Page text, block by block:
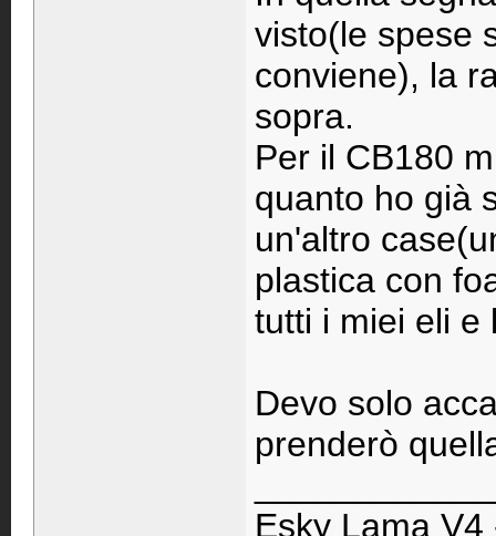
visto(le spese
conviene), la
sopra.
Per il CB180
quanto ho già
un'altro
plastica con
tutti i miei eli e
Devo solo
prenderò
Esky Lama